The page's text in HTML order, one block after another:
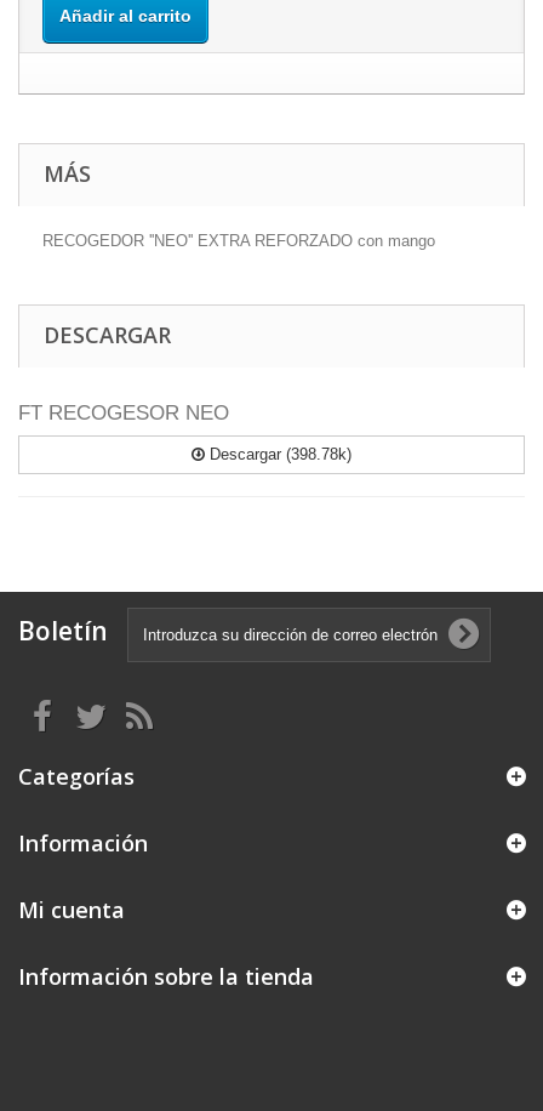
Añadir al carrito
MÁS
RECOGEDOR ''NEO'' EXTRA REFORZADO con mango
DESCARGAR
FT RECOGESOR NEO
Descargar (398.78k)
Boletín
Categorías
Información
Mi cuenta
Información sobre la tienda